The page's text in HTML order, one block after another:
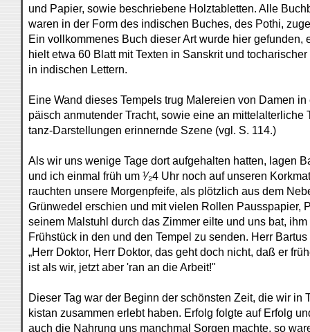
und Papier, sowie beschriebene Holztabletten. Alle
waren in der Form des indischen Buches, des Pothi,
Ein vollkommenes Buch dieser Art wurde hier gefunden,
hielt etwa 60 Blatt mit Texten in Sanskrit und
in indischen Lettern.
Eine Wand dieses Tempels trug Malereien von Damen in
päisch anmutender Tracht, sowie eine an mittelalterliche
tanz-Darstellungen erinnernde Szene (vgl. S. 114.)
Als wir uns wenige Tage dort aufgehalten hatten, lagen
und ich einmal früh um ¹⁄₂4 Uhr noch auf unseren
rauchten unsere Morgenpfeife, als plötzlich aus dem
Grünwedel erschien und mit vielen Rollen Pausspapier,
seinem Malstuhl durch das Zimmer eilte und uns bat, ihm
Frühstück in den und den Tempel zu senden. Herr Bartus
„Herr Doktor, Herr Doktor, das geht doch nicht, daß er
ist als wir, jetzt aber 'ran an die Arbeit!"
Dieser Tag war der Beginn der schönsten Zeit, die wir in
kistan zusammen erlebt haben. Erfolg folgte auf Erfolg
auch die Nahrung uns manchmal Sorgen machte, so